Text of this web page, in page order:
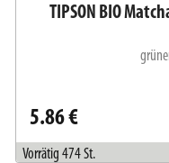
TIPSON BIO
5.86 €
Vorrätig 474 St.